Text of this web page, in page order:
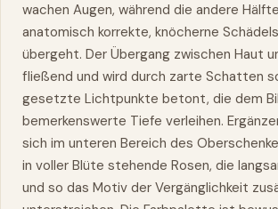
wachen Augen, während die andere
anatomisch korrekte, knöcherne
übergeht. Der Übergang zwischen Haut
fließend und wird durch zarte Schatten
gesetzte Lichtpunkte betont, die dem
bemerkenswerte Tiefe verleihen.
sich im unteren Bereich des
in voller Blüte stehende Rosen, die
und so das Motiv der Vergänglichkeit